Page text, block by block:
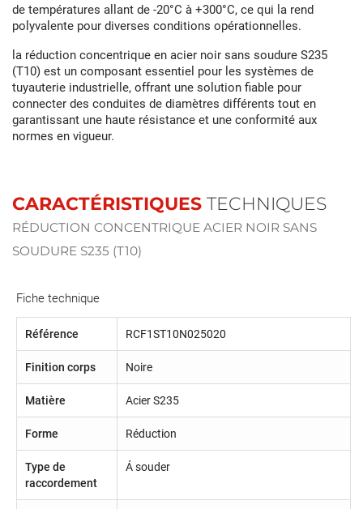
de températures allant de -20°C à +300°C, ce qui la rend
polyvalente pour diverses conditions opérationnelles.
la réduction concentrique en acier noir sans soudure S235
(T10) est un composant essentiel pour les systèmes de
tuyauterie industrielle, offrant une solution fiable pour
connecter des conduites de diamètres différents tout en
garantissant une haute résistance et une conformité aux
normes en vigueur.
CARACTÉRISTIQUES TECHNIQUES
RÉDUCTION CONCENTRIQUE ACIER NOIR SANS
SOUDURE S235 (T10)
Fiche technique
Référence RCF1ST10N025020
Finition corps Noire
Matière Acier S235
Forme Réduction
Type de
raccordement
Á souder